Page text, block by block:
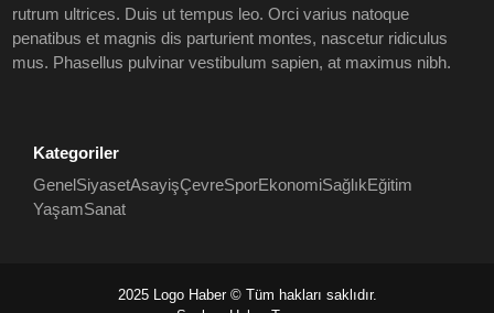
rutrum ultrices. Duis ut tempus leo. Orci varius natoque
penatibus et magnis dis parturient montes, nascetur ridiculus
mus. Phasellus pulvinar vestibulum sapien, at maximus nibh.
Kategoriler
Genel SiyasetAsayişÇevreSporEkonomiSağlıkEğitim
YaşamSanat
2025 Logo Haber © Tüm hakları saklıdır.